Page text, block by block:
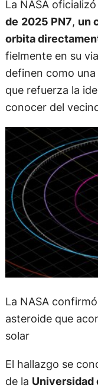
La NASA
de 2025 PN7, un
orbita
fielmente en su
definen como una
que refuerza la
conocer del
La NASA
asteroide que
solar
El hallazgo se
de la Universidad